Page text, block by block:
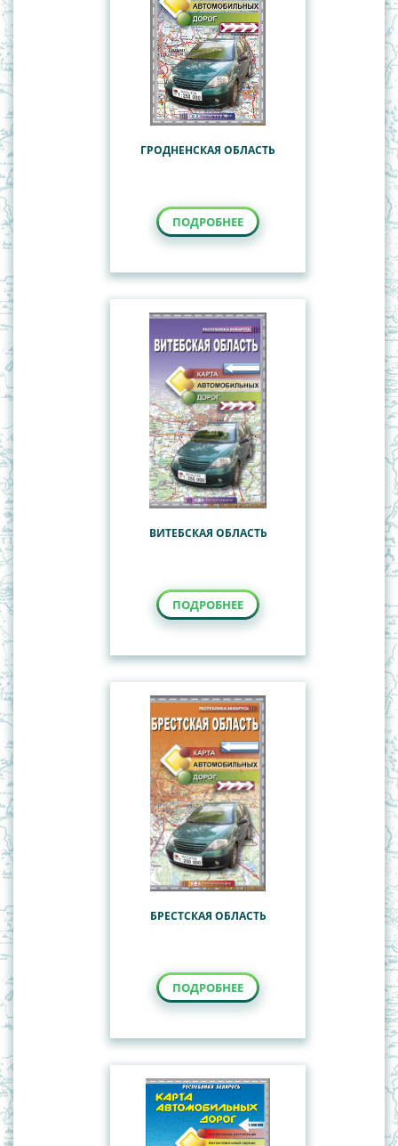
ГРОДНЕНСКАЯ ОБЛАСТЬ
ПОДРОБНЕЕ
ВИТЕБСКАЯ ОБЛАСТЬ
ПОДРОБНЕЕ
БРЕСТСКАЯ ОБЛАСТЬ
ПОДРОБНЕЕ